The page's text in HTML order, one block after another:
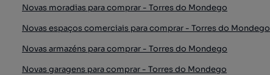
Novas moradias para comprar - Torres do Mondego
Novas espaços comerciais para comprar - Torres do Mondego
Novas armazéns para comprar - Torres do Mondego
Novas garagens para comprar - Torres do Mondego